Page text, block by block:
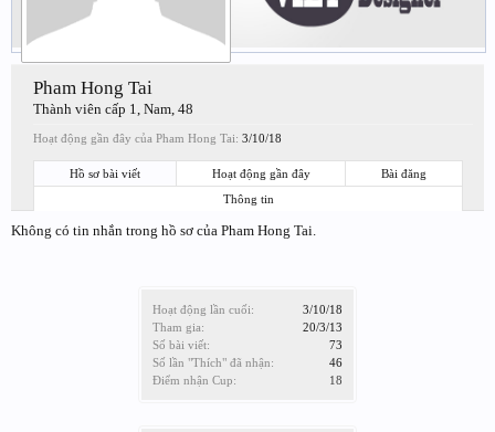
Hoạt động lần cuối:
3/10/18
Tham gia:
20/3/13
Số bài viết:
73
Số lần "Thích" đã nhận:
46
Điểm nhận Cup:
18
Pham Hong Tai
Thành viên cấp 1, Nam, 48
Hoạt động gần đây của Pham Hong Tai: 3/10/18
Hồ sơ bài viết Hoạt động gần đây
Bài đăng
Thông tin
Không có tin nhắn trong hồ sơ của Pham Hong Tai.